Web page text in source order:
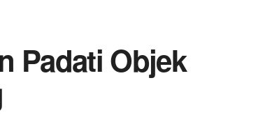
Padati Objek